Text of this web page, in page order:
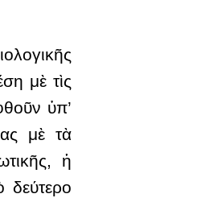
μὲ τὶς
ὑπ’
μὲ τὰ
ἡ
δεύτερο